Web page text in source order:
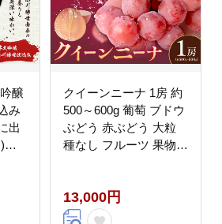
醸
み
出
》
地
クイーンニーナ 1房 約
500～600g 葡萄 ブドウ
ぶどう 赤ぶどう 大粒
種なし フルーツ 果物
城県 結城市 《8月下
旬-9月下旬頃出荷予
13,000円